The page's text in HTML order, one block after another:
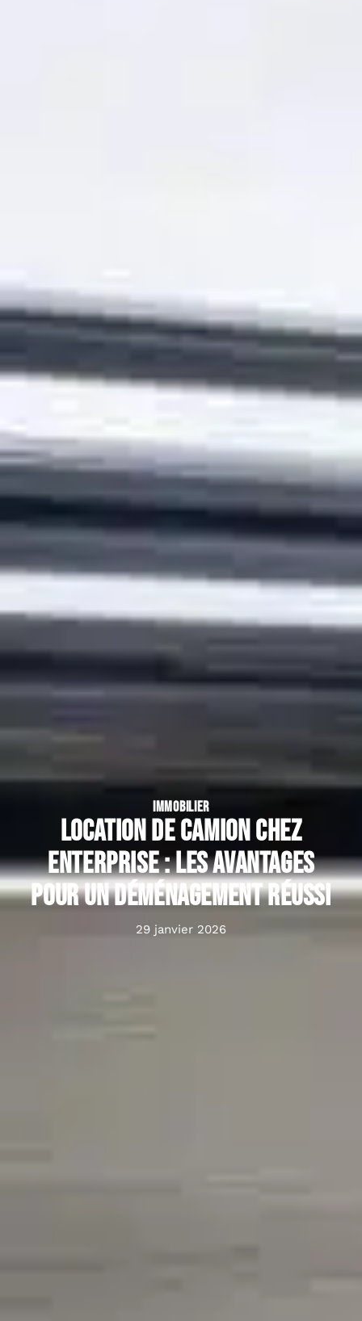
IMMOBILIER
Location de camion chez
Enterprise : les avantages
pour un déménagement réussi
29 janvier 2026